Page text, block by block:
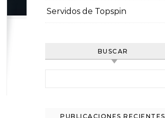
Servidos de Topspin
BUSCAR
PUBLICACIONES RECIENTES